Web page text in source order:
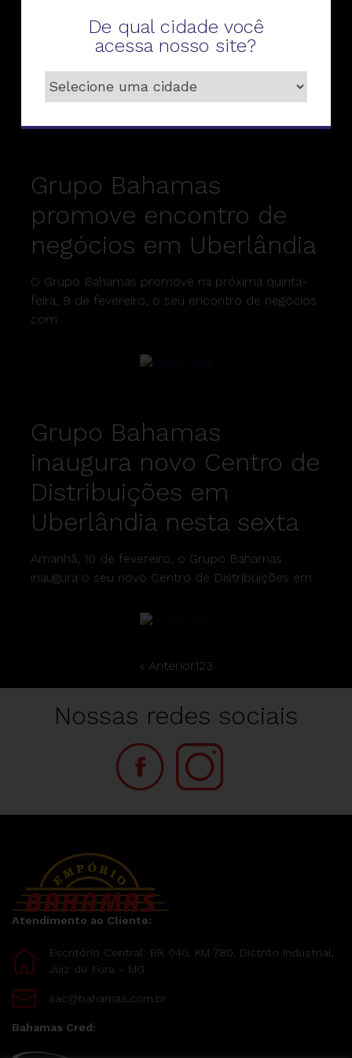
O Grupo Bahamas, que completa 40 anos em
2023, anunciou o lançamento de um programa
de metas com
Grupo Bahamas
promove encontro de
negócios em Uberlândia
O Grupo Bahamas promove na próxima quinta-
feira, 9 de fevereiro, o seu encontro de negócios
com
Grupo Bahamas
inaugura novo Centro de
Distribuições em
Uberlândia nesta sexta
Amanhã, 10 de fevereiro, o Grupo Bahamas
inaugura o seu novo Centro de Distribuições em
« Anterior123
Nossas redes sociais
Atendimento ao Cliente:
Escritório Central: BR 040, KM 780, Distrito Industrial,
Juiz de Fora - MG
sac@bahamas.com.br
Bahamas Cred:
De qual cidade você
acessa nosso site?